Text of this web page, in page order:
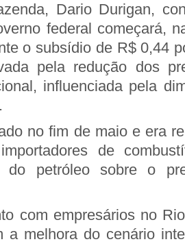
Dario Durigan,
federal começará,
o subsídio de R$ 0,44
pela redução dos
influenciada pela
no fim de maio e era
de
do petróleo sobre o
com empresários no
a melhora do cenário